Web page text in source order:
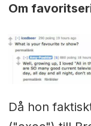
Om
Då hon